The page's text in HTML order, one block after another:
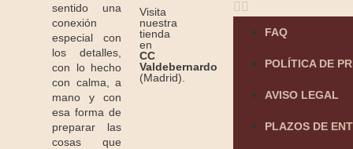
sentido una
conexión
especial con
los detalles,
con lo hecho
con calma, a
mano y con
esa forma de
preparar las
cosas que
Visita
nuestra
tienda
en
CC
Valdebernardo
(Madrid).
FAQ
POLÍTICA DE
AVISO LEGAL
PLAZOS DE